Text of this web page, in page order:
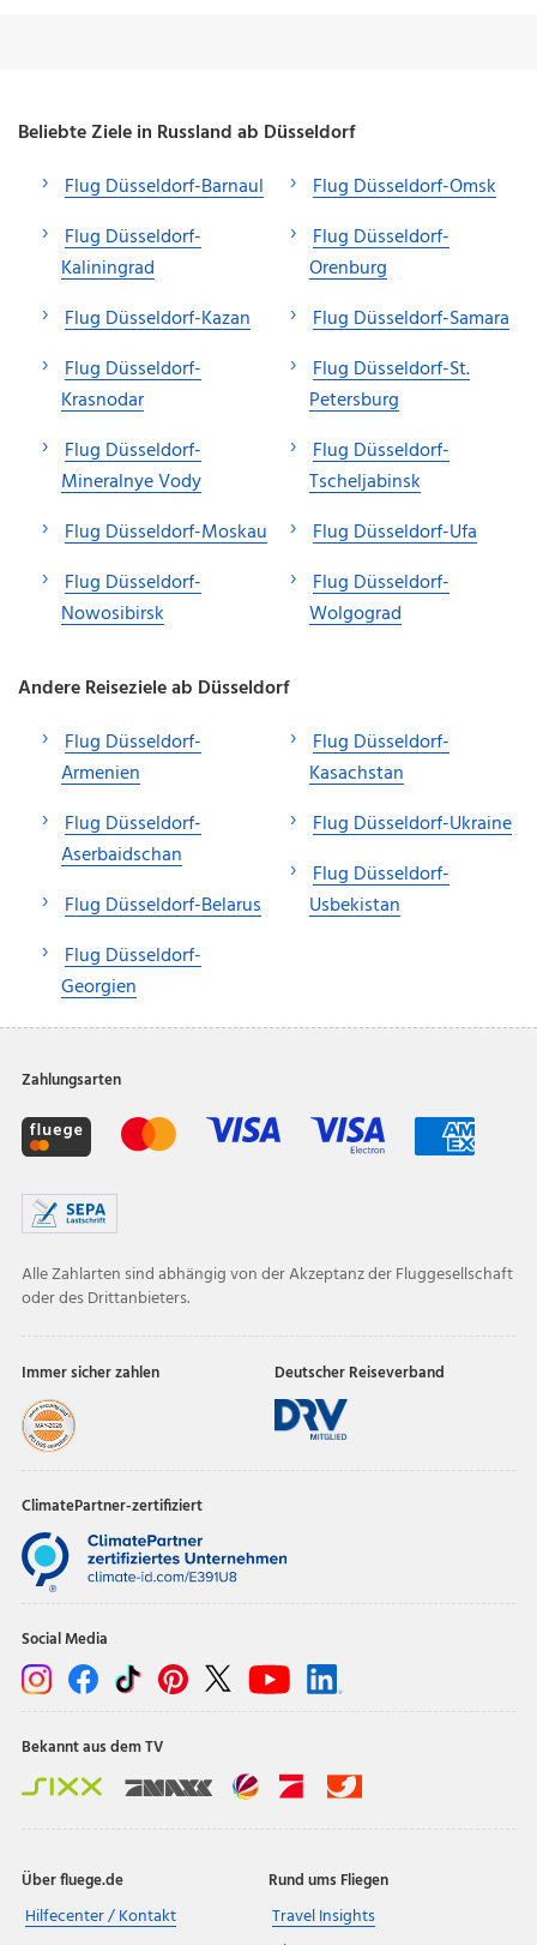
Beliebte Ziele in Russland ab Düsseldorf
Flug Düsseldorf-Barnaul
Flug Düsseldorf-
Kaliningrad
Flug Düsseldorf-Kazan
Flug Düsseldorf-
Krasnodar
Flug Düsseldorf-
Mineralnye Vody
Flug Düsseldorf-Moskau
Flug Düsseldorf-
Nowosibirsk
Flug Düsseldorf-Omsk
Flug Düsseldorf-
Orenburg
Flug Düsseldorf-Samara
Flug Düsseldorf-St.
Petersburg
Flug Düsseldorf-
Tscheljabinsk
Flug Düsseldorf-Ufa
Flug Düsseldorf-
Wolgograd
Andere Reiseziele ab Düsseldorf
Flug Düsseldorf-
Armenien
Flug Düsseldorf-
Aserbaidschan
Flug Düsseldorf-Belarus
Flug Düsseldorf-
Georgien
Flug Düsseldorf-
Kasachstan
Flug Düsseldorf-Ukraine
Flug Düsseldorf-
Usbekistan